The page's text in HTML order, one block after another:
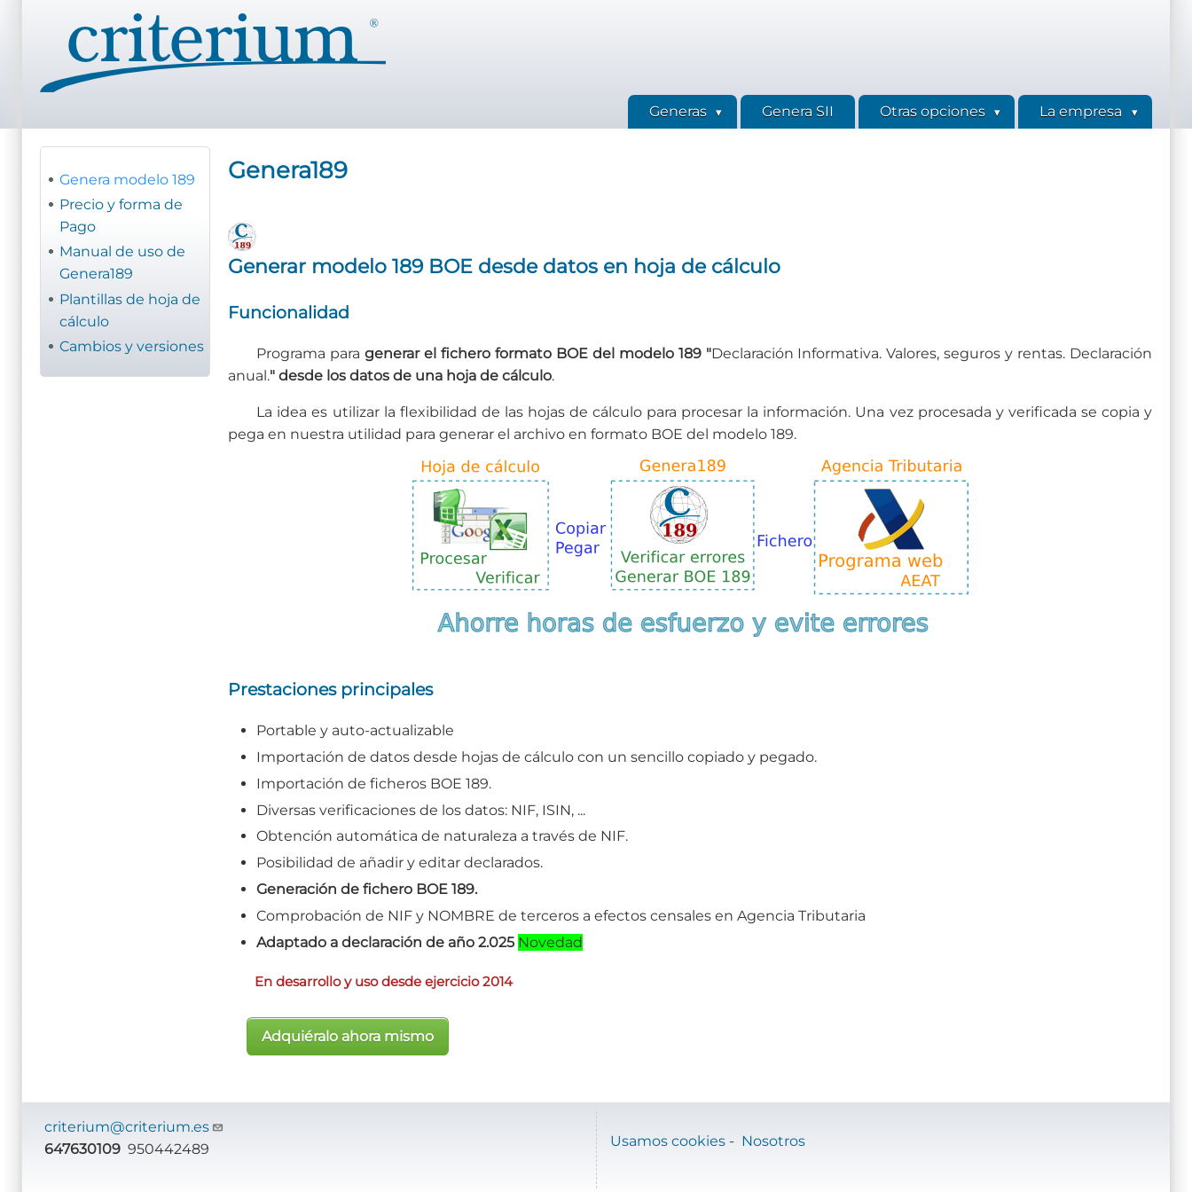
contenido
principal
Generas Genera SII Otras opciones La empresa
Genera modelo 189
Precio y forma de
Pago
Manual de uso de
Genera189
Plantillas de hoja de
cálculo
Cambios y versiones
Genera189
Generar modelo 189 BOE desde datos en hoja de cálculo
Funcionalidad
Programa paragenerar el fichero formato BOE del modelo 189 "Declaración Informativa. Valores, seguros y rentas. Declaración
anual." desde los datos de una hoja de cálculo.
La idea es utilizar la flexibilidad de las hojas de cálculo para procesar la información. Una vez procesada y verificada se copia y
pega en nuestra utilidad para generar el archivo en formato BOE del modelo 189.
Prestaciones principales
Portable y auto-actualizable
Importación de datos desde hojas de cálculo con un sencillo copiado y pegado.
Importación de ficheros BOE 189.
Diversas verificaciones de los datos: NIF, ISIN, ...
Obtención automática de naturaleza a través de NIF.
Posibilidad de añadir y editar declarados.
Generación de fichero BOE 189.
Comprobación de NIF y NOMBRE de terceros a efectos censales en Agencia Tributaria
Adaptado a declaración de año 2.025 Novedad
En desarrollo y uso desde ejercicio 2014
Adquiéralo ahora mismo
criterium@criterium.es
647630109 950442489 Usamos cookies - Nosotros